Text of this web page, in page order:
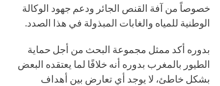
خصوصاً من آفة القنص الجائر ودعم جهود الوكالة
الوطنية للمياه والغابات المبذولة في هذا الصدد.
بدوره أكد ممثل مجموعة البحث من أجل حماية
الطيور بالمغرب بدوره أنه خلافًا لما يعتقده البعض
بشكل خاطئ، لا يوجد أي تعارض بين أهداف